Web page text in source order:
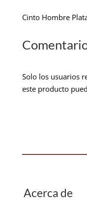
Cinto Hombre
Solo los usuarios
este producto
Acerca de